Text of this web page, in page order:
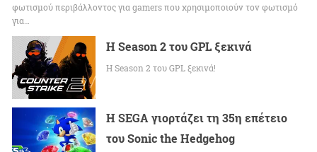
φωτισμού περιβάλλοντος για gamers που χρησιμοποιούν τον φωτισμό
για…
Η Season 2 του GPL ξεκινά
Η Season 2 του GPL ξεκινά!
Η SEGA γιορτάζει τη 35η επέτειο
του Sonic the Hedgehog